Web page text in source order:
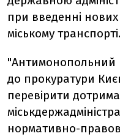
при введенні
міському транспорті.
"Антимонопольний
до прокуратури
перевірити
нормативно-